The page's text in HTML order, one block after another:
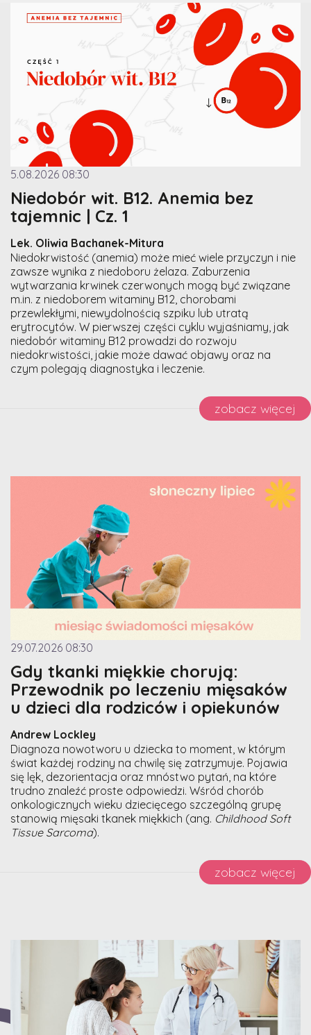
5.08.2026 08:30
Niedobór wit. B12. Anemia bez
tajemnic | Cz. 1
Lek. Oliwia Bachanek-Mitura
Niedokrwistość (anemia) może mieć wiele przyczyn i nie
zawsze wynika z niedoboru żelaza. Zaburzenia
wytwarzania krwinek czerwonych mogą być związane
m.in. z niedoborem witaminy B12, chorobami
przewlekłymi, niewydolnością szpiku lub utratą
erytrocytów. W pierwszej części cyklu wyjaśniamy, jak
niedobór witaminy B12 prowadzi do rozwoju
niedokrwistości, jakie może dawać objawy oraz na
czym polegają diagnostyka i leczenie.
zobacz więcej
29.07.2026 08:30
Gdy tkanki miękkie chorują:
Przewodnik po leczeniu mięsaków
u dzieci dla rodziców i opiekunów
Andrew Lockley
Diagnoza nowotworu u dziecka to moment, w którym
świat każdej rodziny na chwilę się zatrzymuje. Pojawia
się lęk, dezorientacja oraz mnóstwo pytań, na które
trudno znaleźć proste odpowiedzi. Wśród chorób
onkologicznych wieku dziecięcego szczególną grupę
stanowią mięsaki tkanek miękkich (ang. Childhood Soft
Tissue Sarcoma).
zobacz więcej